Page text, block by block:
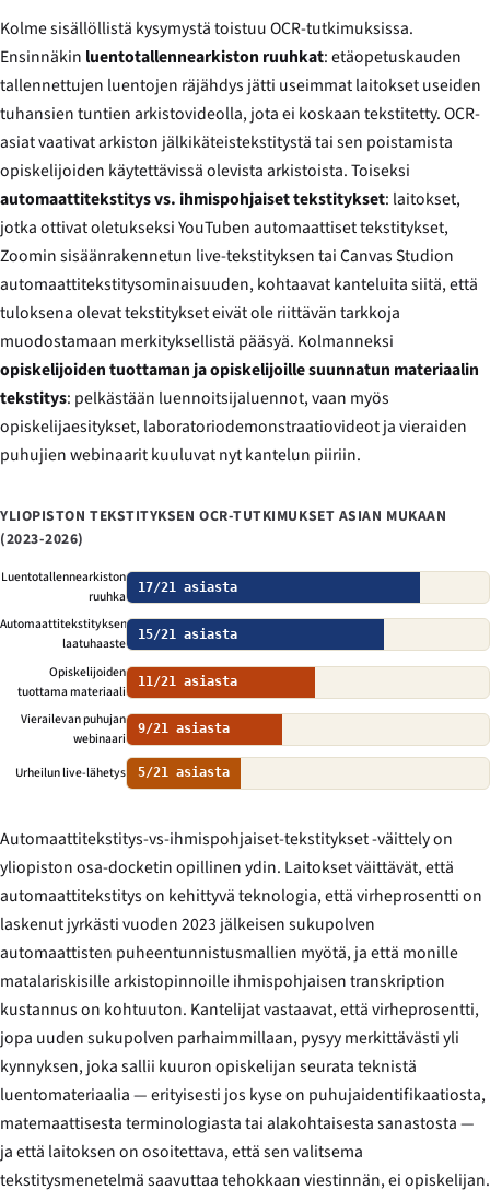
Kolme sisällöllistä kysymystä toistuu OCR-tutkimuksissa.
Ensinnäkin luentotallennearkiston ruuhkat: etäopetuskauden
tallennettujen luentojen räjähdys jätti useimmat laitokset useiden
tuhansien tuntien arkistovideolla, jota ei koskaan tekstitetty. OCR-
asiat vaativat arkiston jälkikäteistekstitystä tai sen poistamista
opiskelijoiden käytettävissä olevista arkistoista. Toiseksi
automaattitekstitys vs. ihmispohjaiset tekstitykset: laitokset,
jotka ottivat oletukseksi YouTuben automaattiset tekstitykset,
Zoomin sisäänrakennetun live-tekstityksen tai Canvas Studion
automaattitekstitysominaisuuden, kohtaavat kanteluita siitä, että
tuloksena olevat tekstitykset eivät ole riittävän tarkkoja
muodostamaan merkityksellistä pääsyä. Kolmanneksi
opiskelijoiden tuottaman ja opiskelijoille suunnatun materiaalin
tekstitys: pelkästään luennoitsijaluennot, vaan myös
opiskelijaesitykset, laboratoriodemonstraatiovideot ja vieraiden
puhujien webinaarit kuuluvat nyt kantelun piiriin.
YLIOPISTON TEKSTITYKSEN OCR-TUTKIMUKSET ASIAN MUKAAN
(2023-2026)
Luentotallennearkiston
ruuhka
17/21 asiasta
Automaattitekstityksen
laatuhaaste
15/21 asiasta
Opiskelijoiden
tuottama materiaali
11/21 asiasta
Vierailevan puhujan
webinaari
9/21 asiasta
Urheilun live-lähetys 5/21 asiasta
Automaattitekstitys-vs-ihmispohjaiset-tekstitykset -väittely on
yliopiston osa-docketin opillinen ydin. Laitokset väittävät, että
automaattitekstitys on kehittyvä teknologia, että virheprosentti on
laskenut jyrkästi vuoden 2023 jälkeisen sukupolven
automaattisten puheentunnistusmallien myötä, ja että monille
matalariskisille arkistopinnoille ihmispohjaisen transkription
kustannus on kohtuuton. Kantelijat vastaavat, että virheprosentti,
jopa uuden sukupolven parhaimmillaan, pysyy merkittävästi yli
kynnyksen, joka sallii kuuron opiskelijan seurata teknistä
luentomateriaalia — erityisesti jos kyse on puhujaidentifikaatiosta,
matemaattisesta terminologiasta tai alakohtaisesta sanastosta —
ja että laitoksen on osoitettava, että sen valitsema
tekstitysmenetelmä saavuttaa tehokkaan viestinnän, ei opiskelijan.